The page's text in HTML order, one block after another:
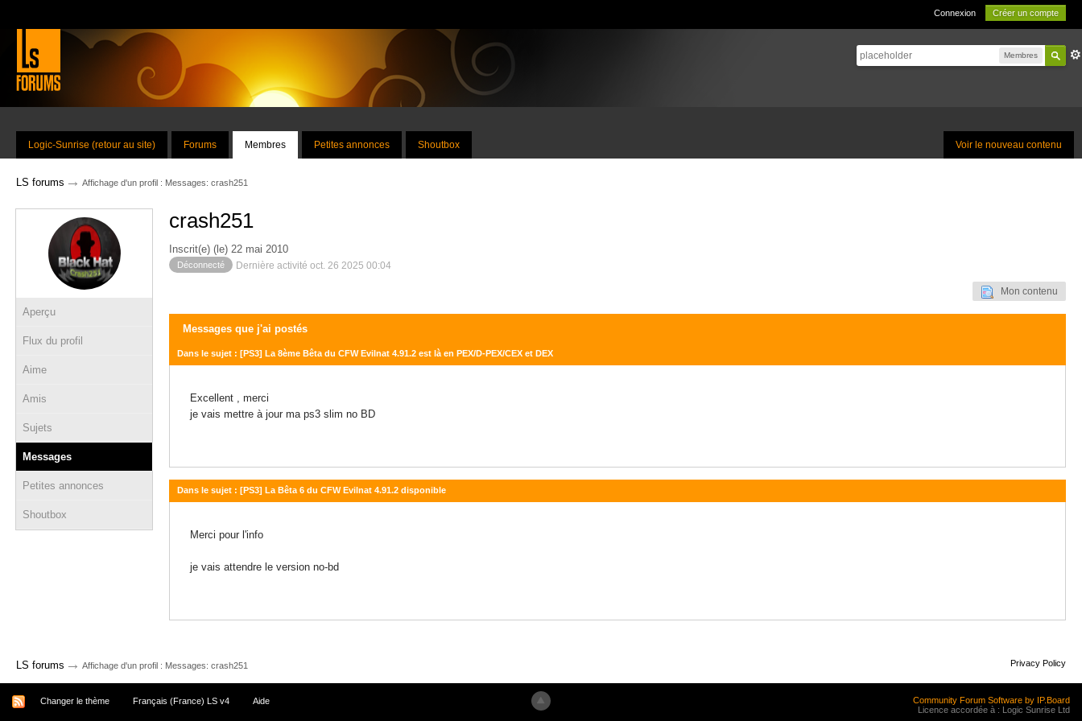
Connexion Créer un compte
Membres
Voir le nouveau contenu
Logic-Sunrise (retour au site) Forums Membres Petites annonces Shoutbox
LS forums → Affichage d'un profil : Messages: crash251
Aperçu
Flux du profil
Aime
Amis
Sujets
Messages
Petites annonces
Shoutbox
crash251
Inscrit(e) (le) 22 mai 2010
Déconnecté Dernière activité oct. 26 2025 00:04
Mon contenu
Messages que j'ai postés
Dans le sujet : [PS3] La 8ème Bêta du CFW Evilnat 4.91.2 est là en PEX/D-PEX/CEX et DEX
Excellent , merci
je vais mettre à jour ma ps3 slim no BD
Dans le sujet : [PS3] La Bêta 6 du CFW Evilnat 4.91.2 disponible
Merci pour l'info
je vais attendre le version no-bd
LS forums → Affichage d'un profil : Messages: crash251 Privacy Policy
Changer le thème Français (France) LS v4 Aide
Community Forum Software by IP.Board
Licence accordée à : Logic Sunrise Ltd